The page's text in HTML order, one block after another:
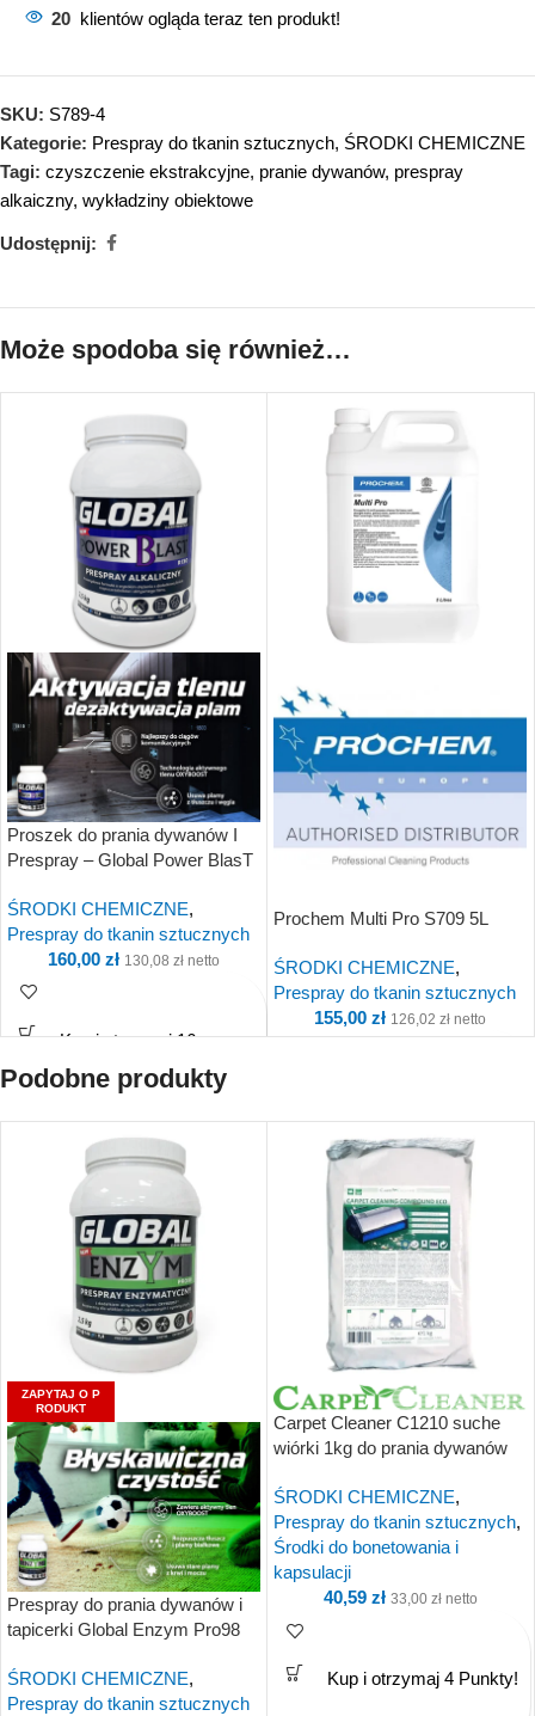
20 klientów ogląda teraz ten produkt!
SKU: S789-4
Kategorie: Prespray do tkanin sztucznych, ŚRODKI CHEMICZNE
Tagi: czyszczenie ekstrakcyjne, pranie dywanów, prespray
alkaiczny, wykładziny obiektowe
Udostępnij:
Może spodoba się również…
Proszek do prania dywanów I
Prespray – Global Power BlasT
ŚRODKI CHEMICZNE,
Prespray do tkanin sztucznych
160,00 zł 130,08 zł netto
Kup i otrzymaj 16
Punkty!
Prochem Multi Pro S709 5L
ŚRODKI CHEMICZNE,
Prespray do tkanin sztucznych
155,00 zł 126,02 zł netto
Punkty!
Podobne produkty
ZAPYTAJ O P
RODUKT
Prespray do prania dywanów i
tapicerki Global Enzym Pro98
ŚRODKI CHEMICZNE,
Prespray do tkanin sztucznych
Carpet Cleaner C1210 suche
wiórki 1kg do prania dywanów
ŚRODKI CHEMICZNE,
Prespray do tkanin sztucznych,
Środki do bonetowania i
kapsulacji
40,59 zł 33,00 złnetto
Kup i otrzymaj 4 Punkty!